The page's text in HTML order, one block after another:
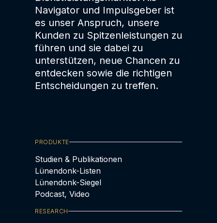
Navigator und Impulsgeber ist
es unser Anspruch, unsere
Kunden zu Spitzenleistungen zu
führen und sie dabei zu
unterstützen, neue Chancen zu
entdecken sowie die richtigen
Entscheidungen zu treffen.
PRODUKTE
Studien & Publikationen
Lünendonk-Listen
Lünendonk-Siegel
Podcast, Video
RESEARCH